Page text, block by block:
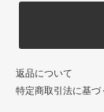
返品について
特定商取引法に基づ